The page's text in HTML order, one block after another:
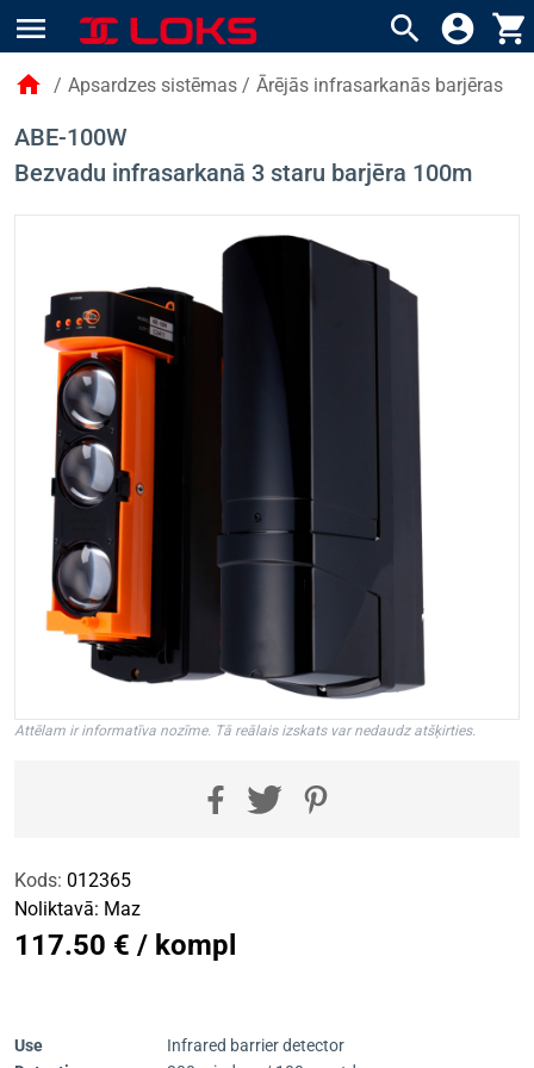
menu search account_circle shopping_cart
home / Apsardzes sistēmas / Ārējās infrasarkanās barjēras
ABE-100W
Bezvadu infrasarkanā 3 staru barjēra 100m
Attēlam ir informatīva nozīme. Tā reālais izskats var nedaudz atšķirties.
Kods: 012365
Noliktavā: Maz
117.50 € / kompl
Use
Infrared barrier detector